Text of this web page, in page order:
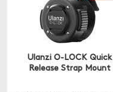
Ulanzi O-LOCK Quick
Release Strap Mount